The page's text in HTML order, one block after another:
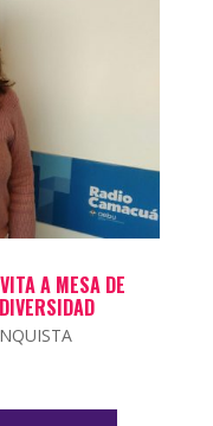
A MESA DE